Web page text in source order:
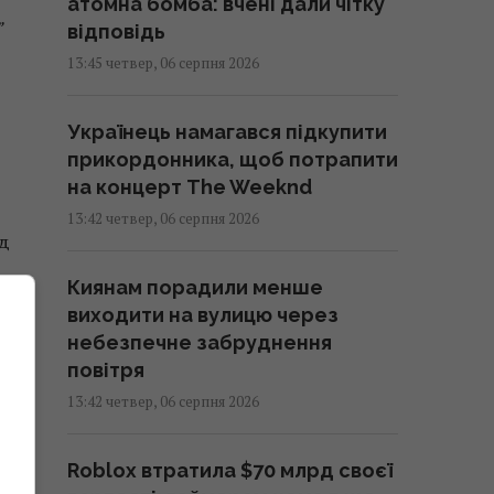
відповідь
13:45 четвер, 06 серпня 2026
Українець намагався підкупити
прикордонника, щоб потрапити
на концерт The Weeknd
13:42 четвер, 06 серпня 2026
Киянам порадили менше
виходити на вулицю через
небезпечне забруднення
повітря
13:42 четвер, 06 серпня 2026
Roblox втратила $70 млрд своєї